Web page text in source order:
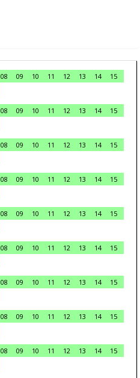
08 09 10 11 12 13 14
15
08 09 10 11 12 13 14
15
08 09 10 11 12 13 14
15
08 09 10 11 12 13 14
15
08 09 10 11 12 13 14
15
08 09 10 11 12 13 14
15
08 09 10 11 12 13 14
15
08 09 10 11 12 13 14
15
08 09 10 11 12 13 14
15